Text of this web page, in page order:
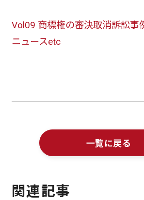
Vol09 商標権の審決取消訴訟事
ニュースetc
一覧に戻る
関連記事